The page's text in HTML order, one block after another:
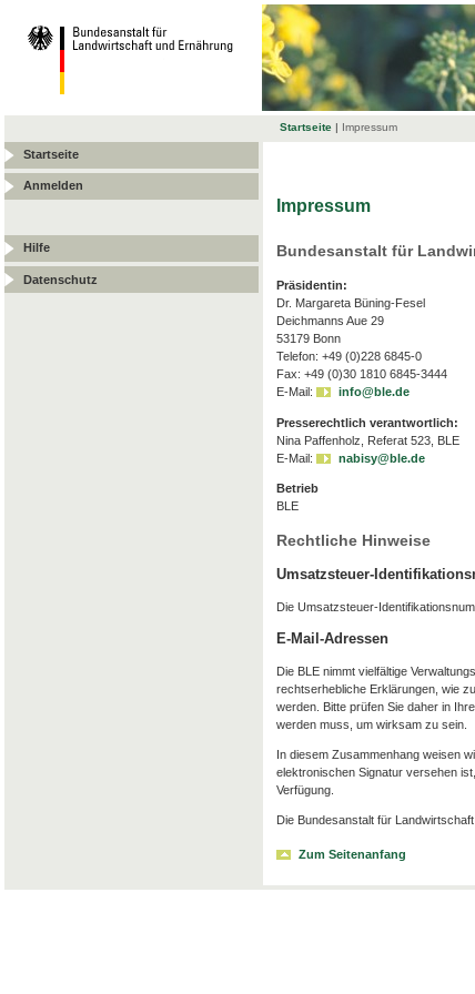
Startseite | Impressum
Startseite
Anmelden
Hilfe
Datenschutz
Impressum
Bundesanstalt für
Präsidentin:
Dr. Margareta Büning-Fesel
Deichmanns Aue 29
53179 Bonn
Telefon: +49 (0)228 6845-0
Fax: +49 (0)30 1810 6845-3444
E-Mail:
info@ble.de
Presserechtlich verantwortlich:
Nina Paffenholz, Referat 523, BLE
E-Mail:
nabisy@ble.de
Betrieb
BLE
Rechtliche Hinweise
Umsatzsteuer-
Die Umsatzsteuer-
E-Mail-Adressen
Die BLE nimmt vielfältige
rechtserhebliche Erklärungen, wie
werden. Bitte prüfen Sie daher in
werden muss, um wirksam zu sein.
In diesem Zusammenhang weisen
elektronischen Signatur versehen
Verfügung.
Die Bundesanstalt für
Zum Seitenanfang